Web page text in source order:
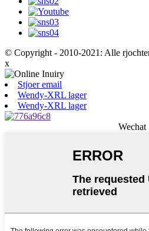
© Copyright - 2010-2021: Alle
x
Stjoer email
Wendy-XRL lager
Wendy-XRL lager
Wechat